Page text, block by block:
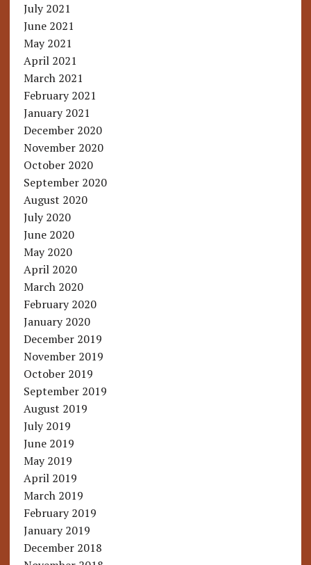
July 2021
June 2021
May 2021
April 2021
March 2021
February 2021
January 2021
December 2020
November 2020
October 2020
September 2020
August 2020
July 2020
June 2020
May 2020
April 2020
March 2020
February 2020
January 2020
December 2019
November 2019
October 2019
September 2019
August 2019
July 2019
June 2019
May 2019
April 2019
March 2019
February 2019
January 2019
December 2018